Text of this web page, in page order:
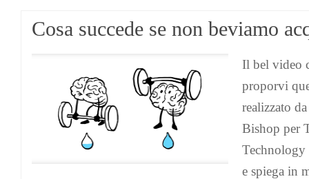
Cosa succede se non beviamo
Il bel video
proporvi
realizzato
Bishop per
Technology
e spiega in